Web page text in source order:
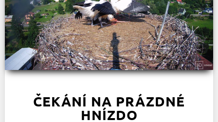
ČEKÁNÍ NA PRÁZDNÉ
HNÍZDO